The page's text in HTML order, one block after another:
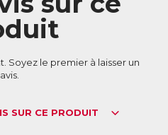
silicone, sans huile minérale et
ils sont
compris les cuirs chevelus et
Soyez le premier à laisser un
avis.
SUR CE PRODUIT